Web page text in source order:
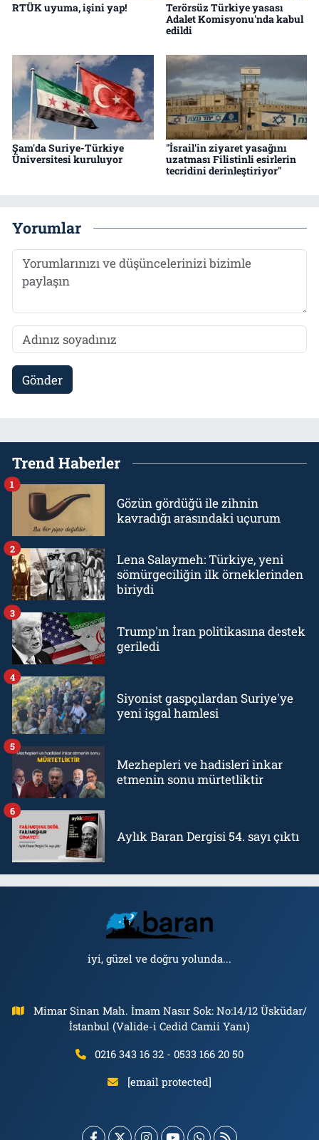
RTÜK uyuma, işini yap!
Terörsüz Türkiye yasası
Adalet Komisyonu'nda kabul
edildi
Şam'da Suriye-Türkiye
Üniversitesi kuruluyor
"İsrail'in ziyaret yasağını
uzatması Filistinli esirlerin
tecridini derinleştiriyor"
Yorumlar
Gönder
Trend Haberler
Gözün gördüğü ile zihnin
kavradığı arasındaki uçurum
1
Lena Salaymeh: Türkiye, yeni
sömürgeciliğin ilk örneklerinden
biriydi
2
Trump'ın İran politikasına destek
geriledi
3
Siyonist gaspçılardan Suriye'ye
yeni işgal hamlesi
4
Mezhepleri ve hadisleri inkar
etmenin sonu mürtetliktir
5
Aylık Baran Dergisi 54. sayı çıktı
6
iyi, güzel ve doğru yolunda...
Mimar Sinan Mah. İmam Nasır Sok: No:14/12 Üsküdar/
İstanbul (Valide-i Cedid Camii Yanı)
0216 343 16 32 - 0533 166 20 50
[email protected]